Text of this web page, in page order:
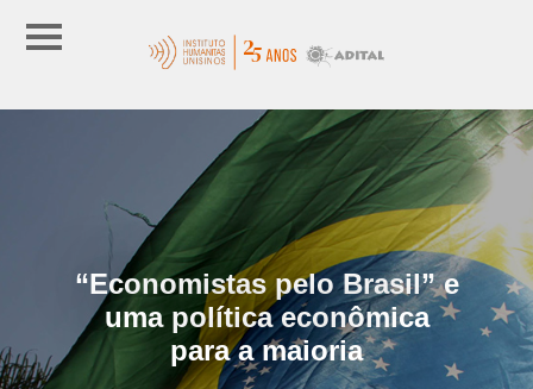
“Economistas pelo Brasil” e
uma política econômica
para a maioria